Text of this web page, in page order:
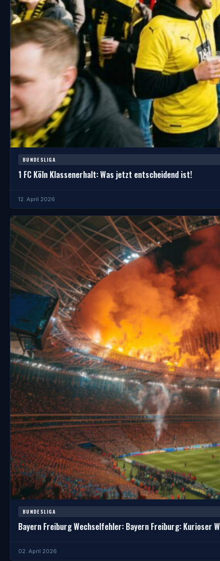
BUNDESLIGA
1 FC Köln Klassenerhalt: Was jetzt entscheidend ist!
12. April 2026
BUNDESLIGA
Bayern Freiburg Wechselfehler: Bayern Freiburg: Kurioser
02. April 2026